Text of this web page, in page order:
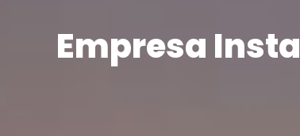
Empresa